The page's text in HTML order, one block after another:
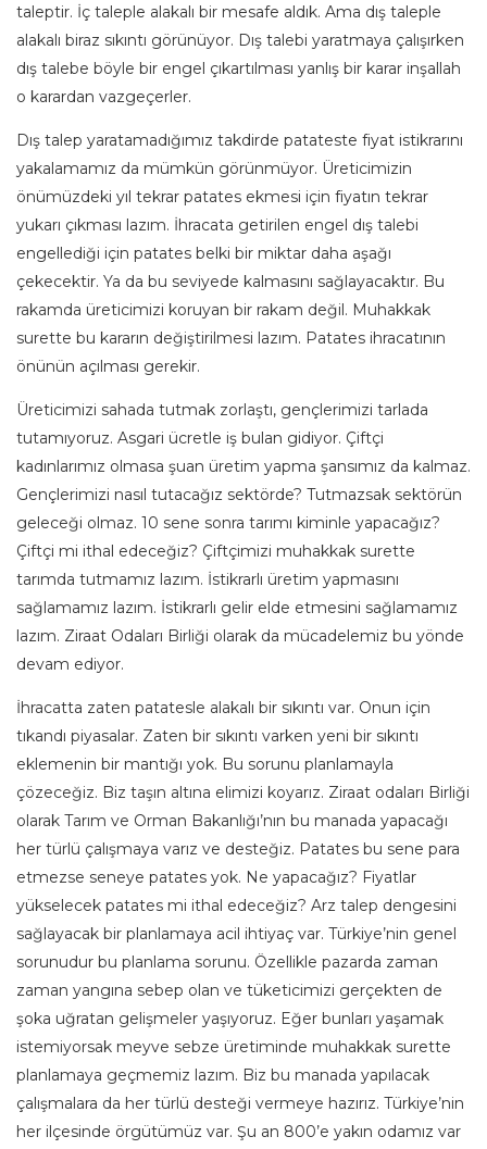
taleptir. İç taleple alakalı bir mesafe aldık. Ama dış taleple
alakalı biraz sıkıntı görünüyor. Dış talebi yaratmaya çalışırken
dış talebe böyle bir engel çıkartılması yanlış bir karar inşallah
o karardan vazgeçerler.
Dış talep yaratamadığımız takdirde patateste fiyat istikrarını
yakalamamız da mümkün görünmüyor. Üreticimizin
önümüzdeki yıl tekrar patates ekmesi için fiyatın tekrar
yukarı çıkması lazım. İhracata getirilen engel dış talebi
engellediği için patates belki bir miktar daha aşağı
çekecektir. Ya da bu seviyede kalmasını sağlayacaktır. Bu
rakamda üreticimizi koruyan bir rakam değil. Muhakkak
surette bu kararın değiştirilmesi lazım. Patates ihracatının
önünün açılması gerekir.
Üreticimizi sahada tutmak zorlaştı, gençlerimizi tarlada
tutamıyoruz. Asgari ücretle iş bulan gidiyor. Çiftçi
kadınlarımız olmasa şuan üretim yapma şansımız da kalmaz.
Gençlerimizi nasıl tutacağız sektörde? Tutmazsak sektörün
geleceği olmaz. 10 sene sonra tarımı kiminle yapacağız?
Çiftçi mi ithal edeceğiz? Çiftçimizi muhakkak surette
tarımda tutmamız lazım. İstikrarlı üretim yapmasını
sağlamamız lazım. İstikrarlı gelir elde etmesini sağlamamız
lazım. Ziraat Odaları Birliği olarak da mücadelemiz bu yönde
devam ediyor.
İhracatta zaten patatesle alakalı bir sıkıntı var. Onun için
tıkandı piyasalar. Zaten bir sıkıntı varken yeni bir sıkıntı
eklemenin bir mantığı yok. Bu sorunu planlamayla
çözeceğiz. Biz taşın altına elimizi koyarız. Ziraat odaları Birliği
olarak Tarım ve Orman Bakanlığı’nın bu manada yapacağı
her türlü çalışmaya varız ve desteğiz. Patates bu sene para
etmezse seneye patates yok. Ne yapacağız? Fiyatlar
yükselecek patates mi ithal edeceğiz? Arz talep dengesini
sağlayacak bir planlamaya acil ihtiyaç var. Türkiye’nin genel
sorunudur bu planlama sorunu. Özellikle pazarda zaman
zaman yangına sebep olan ve tüketicimizi gerçekten de
şoka uğratan gelişmeler yaşıyoruz. Eğer bunları yaşamak
istemiyorsak meyve sebze üretiminde muhakkak surette
planlamaya geçmemiz lazım. Biz bu manada yapılacak
çalışmalara da her türlü desteği vermeye hazırız. Türkiye’nin
her ilçesinde örgütümüz var. Şu an 800’e yakın odamız var